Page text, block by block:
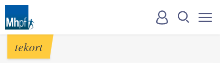
tekort